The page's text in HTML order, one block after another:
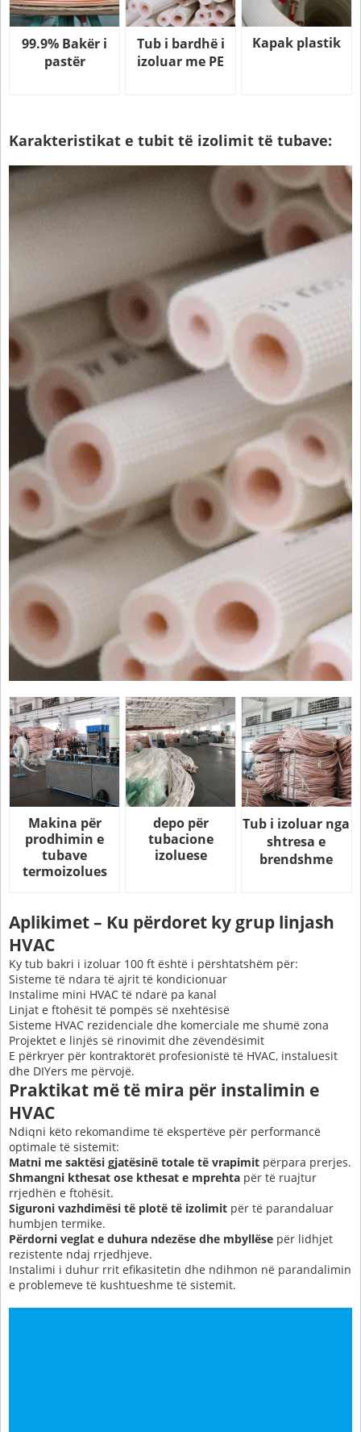
99.9% Bakër i
pastër
Tub i bardhë i
izoluar me PE
Kapak plastik
Karakteristikat e tubit të izolimit të tubave:
Makina për
prodhimin e
tubave
termoizolues
depo për
tubacione
izoluese
Tub i izoluar nga
shtresa e
brendshme
Aplikimet – Ku përdoret ky grup linjash
HVAC
Ky tub bakri i izoluar 100 ft është i përshtatshëm për:
Sisteme të ndara të ajrit të kondicionuar
Instalime mini HVAC të ndarë pa kanal
Linjat e ftohësit të pompës së nxehtësisë
Sisteme HVAC rezidenciale dhe komerciale me shumë zona
Projektet e linjës së rinovimit dhe zëvendësimit
E përkryer për kontraktorët profesionistë të HVAC, instaluesit
dhe DIYers me përvojë.
Praktikat më të mira për instalimin e
HVAC
Ndiqni këto rekomandime të ekspertëve për performancë
optimale të sistemit:
Matni me saktësi gjatësinë totale të vrapimit përpara prerjes.
Shmangni kthesat ose kthesat e mprehta për të ruajtur
rrjedhën e ftohësit.
Siguroni vazhdimësi të plotë të izolimit për të parandaluar
humbjen termike.
Përdorni veglat e duhura ndezëse dhe mbyllëse për lidhjet
rezistente ndaj rrjedhjeve.
Instalimi i duhur rrit efikasitetin dhe ndihmon në parandalimin
e problemeve të kushtueshme të sistemit.